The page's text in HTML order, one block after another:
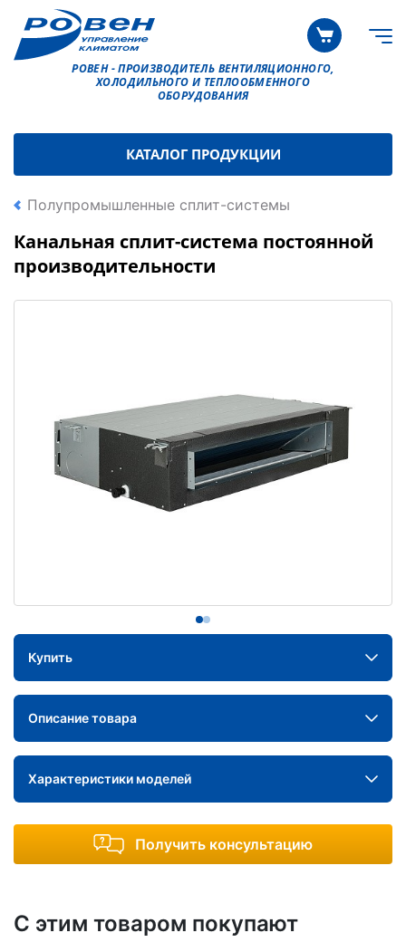
РОВЕН - ПРОИЗВОДИТЕЛЬ ВЕНТИЛЯЦИОННОГО,
ХОЛОДИЛЬНОГО И ТЕПЛООБМЕННОГО
ОБОРУДОВАНИЯ
КАТАЛОГ ПРОДУКЦИИ
Полупромышленные сплит-системы
Канальная сплит-система постоянной
производительности
Купить
Описание товара
Характеристики моделей
Получить консультацию
С этим товаром покупают